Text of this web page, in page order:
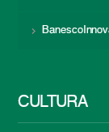
CULTURA